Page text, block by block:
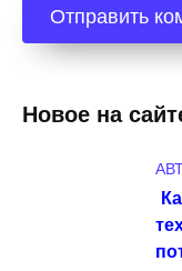
Новое на